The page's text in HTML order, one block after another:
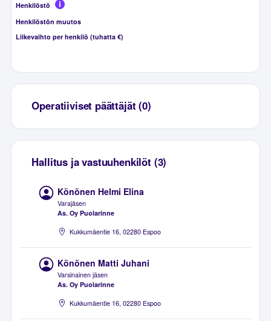
Henkilöstö
Henkilöstön muutos
Liikevaihto per henkilö (tuhatta €)
Operatiiviset päättäjät (0)
Hallitus ja vastuuhenkilöt (3)
Könönen Helmi Elina
Varajäsen
As. Oy Puolarinne
Kukkumäentie 16, 02280 Espoo
Könönen Matti Juhani
Varsinainen jäsen
As. Oy Puolarinne
Kukkumäentie 16, 02280 Espoo